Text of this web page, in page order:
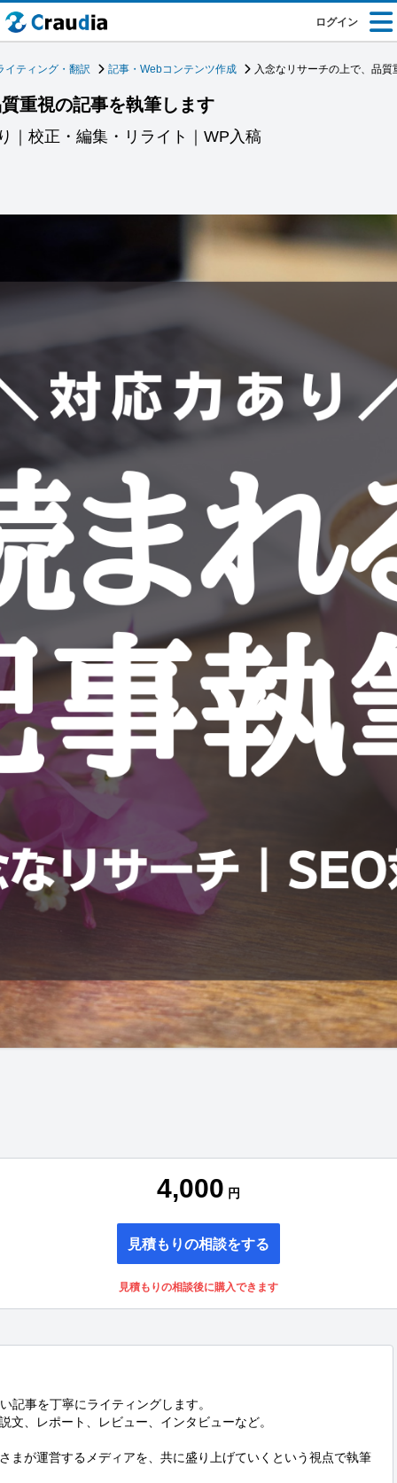
ログイン
イティング・翻訳 記事・Webコンテンツ作成 入念なリサーチの上で、品
重視の記事を執筆します
｜校正・編集・リライト｜WP入稿
4,000 円
見積もりの相談をする
見積もりの相談後に購入できます
記事を丁寧にライティングします。
文、レポート、レビュー、インタビューなど。
まが運営するメディアを、共に盛り上げていくという視点で執筆